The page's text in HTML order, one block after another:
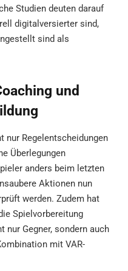
Studien deuten darauf
digitalversierter sind,
sind als
und
nur Regelentscheidungen
Überlegungen
anders beim letzten
Aktionen nun
werden. Zudem hat
Spielvorbereitung
nur Gegner, sondern auch
mit VAR-